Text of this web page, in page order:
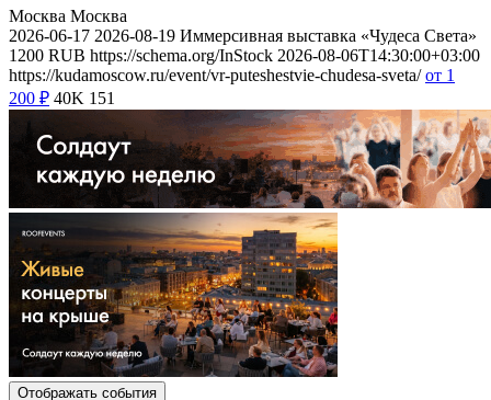
Москва Москва
2026-06-17 2026-08-19 Иммерсивная выставка «Чудеса Света»
1200 RUB https://schema.org/InStock 2026-08-06T14:30:00+03:00
https://kudamoscow.ru/event/vr-puteshestvie-chudesa-sveta/ от 1
200 ₽ 40K 151
Отображать события